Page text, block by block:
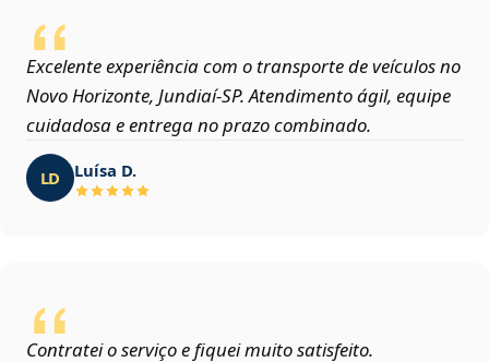
Excelente experiência com o transporte de veículos no
Novo Horizonte, Jundiaí‑SP. Atendimento ágil, equipe
cuidadosa e entrega no prazo combinado.
LD Luísa D.
Contratei o serviço e fiquei muito satisfeito.